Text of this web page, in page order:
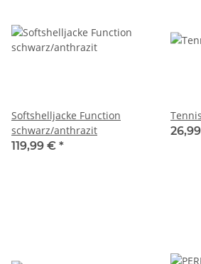
Softshelljacke Function
schwarz/anthrazit
119,99 € *